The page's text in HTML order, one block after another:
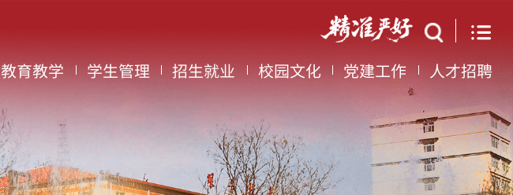
教育教学 学生管理 招生就业 校园文化 党建工作 人才招聘